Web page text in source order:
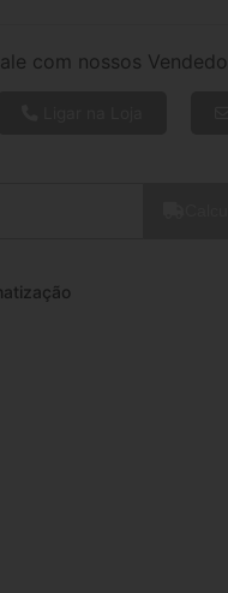
com nossos